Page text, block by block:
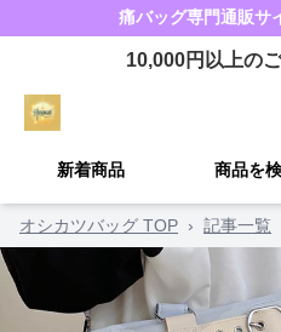
痛バッグ専門通販サ
10,000円以上の
新着商品 商品を
オシカツバッグ TOP › 記事一覧